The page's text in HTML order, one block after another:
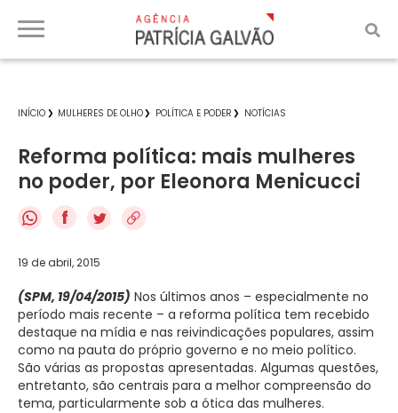
INÍCIO MULHERES DE OLHO POLÍTICA E PODER NOTÍCIAS
Reforma política: mais mulheres
no poder, por Eleonora Menicucci
f
19 de abril, 2015
(SPM, 19/04/2015) Nos últimos anos – especialmente no
período mais recente – a reforma política tem recebido
destaque na mídia e nas reivindicações populares, assim
como na pauta do próprio governo e no meio político.
São várias as propostas apresentadas. Algumas questões,
entretanto, são centrais para a melhor compreensão do
tema, particularmente sob a ótica das mulheres.